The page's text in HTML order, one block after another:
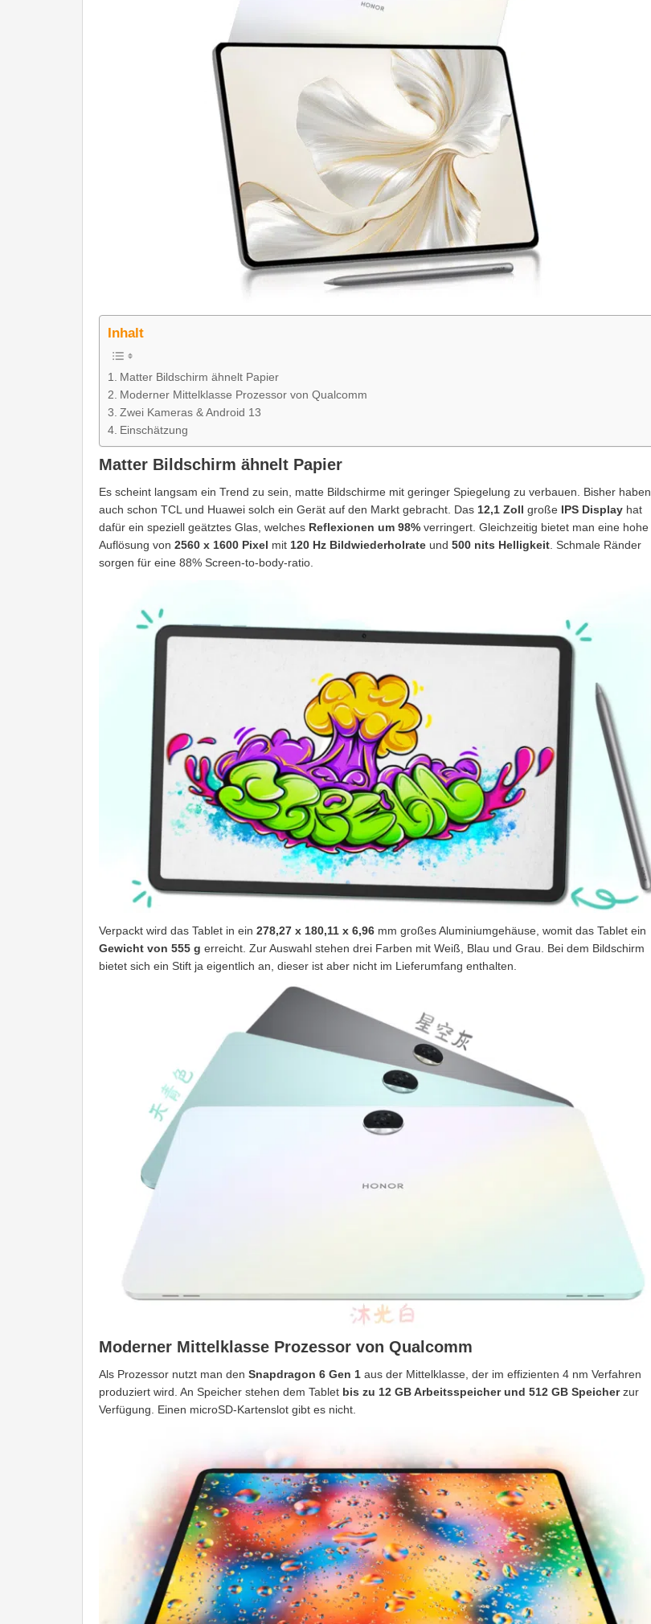
Inhalt
Matter Bildschirm ähnelt Papier
Moderner Mittelklasse Prozessor von Qualcomm
Zwei Kameras & Android 13
Einschätzung
Matter Bildschirm ähnelt Papier
Es scheint langsam ein Trend zu sein, matte Bildschirme mit geringer Spiegelung zu verbauen. Bisher haben
auch schon TCL und Huawei solch ein Gerät auf den Markt gebracht. Das 12,1 Zoll große IPS Display hat
dafür ein speziell geätztes Glas, welches Reflexionen um 98% verringert. Gleichzeitig bietet man eine hohe
Auflösung von 2560 x 1600 Pixel mit 120 Hz Bildwiederholrate und 500 nits Helligkeit. Schmale Ränder
sorgen für eine 88% Screen-to-body-ratio.
Verpackt wird das Tablet in ein 278,27 x 180,11 x 6,96 mm großes Aluminiumgehäuse, womit das Tablet ein
Gewicht von 555 g erreicht. Zur Auswahl stehen drei Farben mit Weiß, Blau und Grau. Bei dem Bildschirm
bietet sich ein Stift ja eigentlich an, dieser ist aber nicht im Lieferumfang enthalten.
Moderner Mittelklasse Prozessor von Qualcomm
Als Prozessor nutzt man den Snapdragon 6 Gen 1 aus der Mittelklasse, der im effizienten 4 nm Verfahren
produziert wird. An Speicher stehen dem Tablet bis zu 12 GB Arbeitsspeicher und 512 GB Speicherzur
Verfügung. Einen microSD-Kartenslot gibt es nicht.